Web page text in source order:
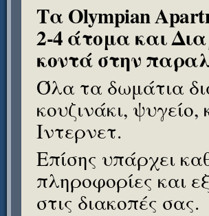
Τα Olympian
2-4 άτομα και
κοντά στην
Όλα τα δωμάτια
κουζινάκι,
Ιντερνετ.
Επίσης υπάρχει
πληροφορίες και
στις διακοπές σας.